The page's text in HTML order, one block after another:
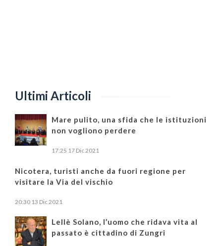
Ultimi Articoli
Mare pulito, una sfida che le istituzioni
non vogliono perdere
17:25 17 Dic 2021
Nicotera, turisti anche da fuori regione per
visitare la Via del vischio
20:30 13 Dic 2021
Lellè Solano, l’uomo che ridava vita al
passato è cittadino di Zungri